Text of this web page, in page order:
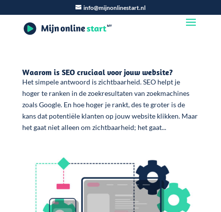
info@mijnonlinestart.nl
Waarom is SEO cruciaal voor jouw website?
Het simpele antwoord is zichtbaarheid. SEO helpt je
hoger te ranken in de zoekresultaten van zoekmachines
zoals Google. En hoe hoger je rankt, des te groter is de
kans dat potentiële klanten op jouw website klikken. Maar
het gaat niet alleen om zichtbaarheid; het gaat...